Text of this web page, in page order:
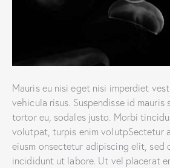
Mauris eu nisi eget nisi imperdiet
vehicula risus. Suspendisse id mauris
tortor eu, sodales justo. Morbi
volutpat, turpis enim volutpSectetur
eiusm onsectetur adipiscing elit, sed
incididunt ut labore. Ut vel placerat